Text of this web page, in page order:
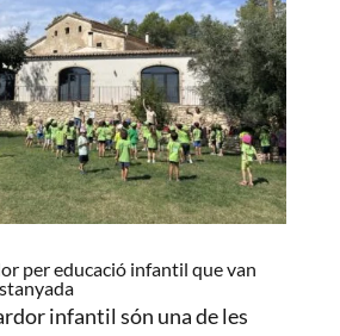
per educació infantil que van
infantil són una de les